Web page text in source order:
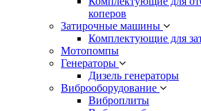
коперов
Затирочные машины
Комплектующие для
Мотопомпы
Генераторы
Дизель генераторы
Виброоборудование
Виброплиты